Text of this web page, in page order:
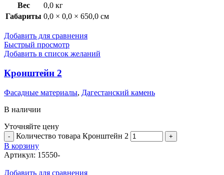
Вес
0,0 кг
Габариты 0,0 × 0,0 × 650,0 см
Добавить для сравнения
Быстрый просмотр
Добавить в список желаний
Кронштейн 2
Фасадные материалы, Дагестанский камень
В наличии
Уточняйте цену
Количество товара Кронштейн 2
В корзину
Артикул: 15550-
Добавить для сравнения